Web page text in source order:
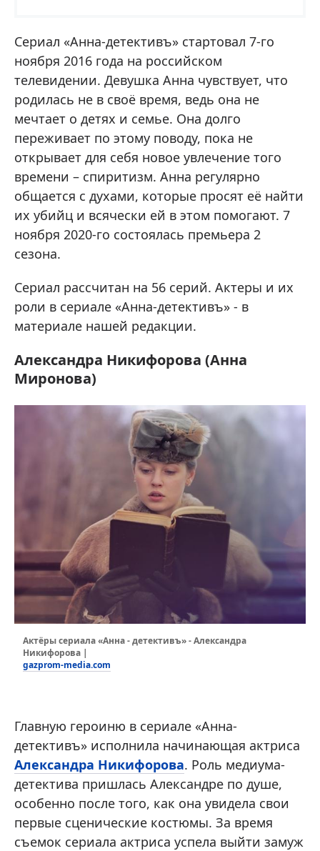
Сериал «Анна-детективъ» стартовал 7-го
ноября 2016 года на российском
телевидении. Девушка Анна чувствует, что
родилась не в своё время, ведь она не
мечтает о детях и семье. Она долго
переживает по этому поводу, пока не
открывает для себя новое увлечение того
времени – спиритизм. Анна регулярно
общается с духами, которые просят её найти
их убийц и всячески ей в этом помогают. 7
ноября 2020-го состоялась премьера 2
сезона.
Сериал рассчитан на 56 серий. Актеры и их
роли в сериале «Анна-детективъ» - в
материале нашей редакции.
Александра Никифорова (Анна
Миронова)
Актёры сериала «Анна - детективъ» - Александра
Никифорова |
gazprom-media.com
Главную героиню в сериале «Анна-
детективъ» исполнила начинающая актриса
Александра Никифорова. Роль медиума-
детектива пришлась Александре по душе,
особенно после того, как она увидела свои
первые сценические костюмы. За время
съемок сериала актриса успела выйти замуж